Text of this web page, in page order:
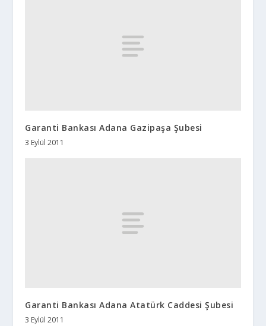
Garanti Bankası Adana Gazipaşa Şubesi
3 Eylül 2011
Garanti Bankası Adana Atatürk Caddesi Şubesi
3 Eylül 2011